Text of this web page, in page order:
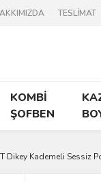
TESLİMAT
KOMBİ
ŞOFBEN
Dikey Kademeli Sessiz